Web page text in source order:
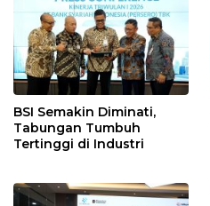
BSI Semakin Diminati,
Tabungan Tumbuh
Tertinggi di Industri